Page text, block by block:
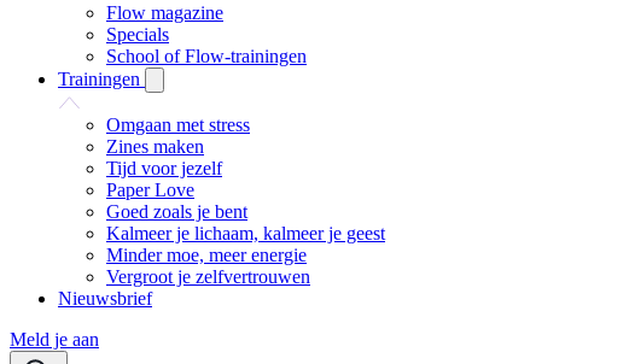
Flow magazine
Specials
School of Flow-trainingen
Trainingen
Omgaan met stress
Zines maken
Tijd voor jezelf
Paper Love
Goed zoals je bent
Kalmeer je lichaam, kalmeer je geest
Minder moe, meer energie
Vergroot je zelfvertrouwen
Nieuwsbrief
Meld je aan